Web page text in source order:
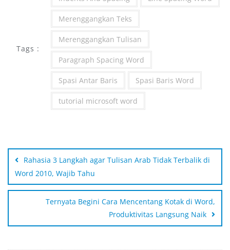
Tags :
Merenggangkan Teks
Merenggangkan Tulisan
Paragraph Spacing Word
Spasi Antar Baris Spasi Baris Word
tutorial microsoft word
Rahasia 3 Langkah agar Tulisan Arab Tidak Terbalik di
Word 2010, Wajib Tahu
Ternyata Begini Cara Mencentang Kotak di Word,
Produktivitas Langsung Naik